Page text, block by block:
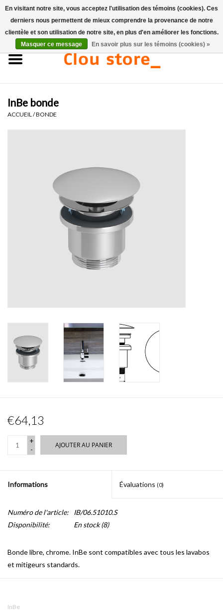
Accueil
Ensembles de lave-mains
Lave-mains
Robinets & vidanges
Accessoires de salle de bain
InBe bonde
ACCUEIL /BONDE
€64,13
+
-
AJOUTER AU PANIER
Informations Évaluations (0)
Numéro de l'article:
IB/06.51010.S
Disponibilité:
En stock(8)
Bonde libre, chrome. InBe sont compatibles avec tous les lavabos
et mitigeurs standards.
InBe
En visitant notre site, vous acceptez l'utilisation des témoins (cookies). Ces
derniers nous permettent de mieux comprendre la provenance de notre
clientèle et son utilisation de notre site, en plus d'en améliorer les fonctions.
Masquer ce message
En savoir plus sur les témoins (cookies) »